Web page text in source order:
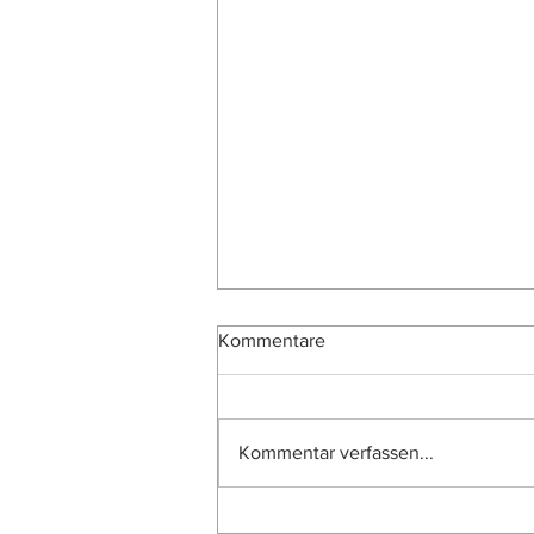
Kommentare
Kommentar verfassen...